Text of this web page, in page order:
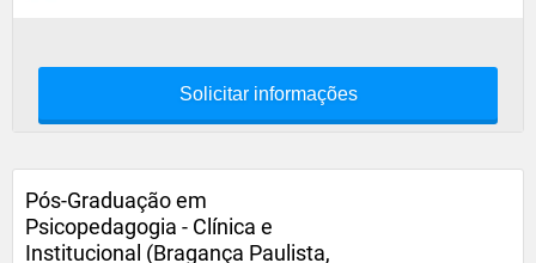
Solicitar informações
Pós-Graduação em
Psicopedagogia - Clínica e
Institucional (Bragança Paulista,